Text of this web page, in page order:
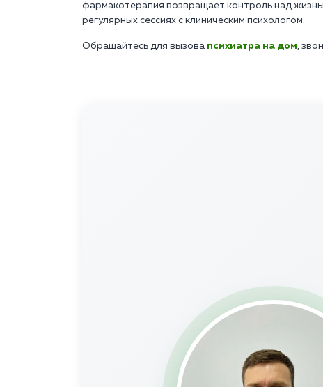
фармакотерапия возвращает контроль над
регулярных сессиях с клиническим психологом.
Обращайтесь для вызова психиатра на дом,